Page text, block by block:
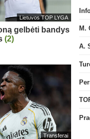
Lietuvos TOP LYGA
gelbėti bandys
(2)
Transferai